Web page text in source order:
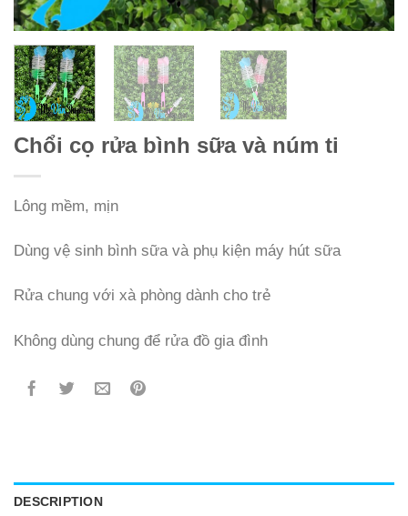
Chổi cọ rửa bình sữa và núm ti
Lông mềm, mịn
Dùng vệ sinh bình sữa và phụ kiện máy hút sữa
Rửa chung với xà phòng dành cho trẻ
Không dùng chung để rửa đồ gia đình
DESCRIPTION